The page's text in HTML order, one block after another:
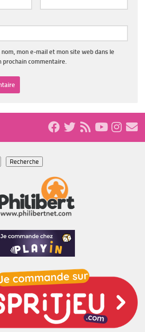
mon e-mail et mon site web dans le
prochain commentaire.
Recherche